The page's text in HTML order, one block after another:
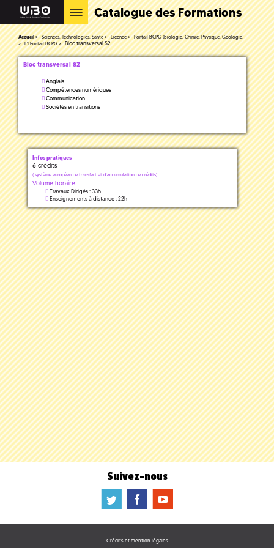
Catalogue des Formations
Accueil Sciences, Technologies, Santé Licence
Portail BCPG (Biologie, Chimie, Physique, Géologie)
L1 Portail BCPG
Bloc transversal S2
Bloc transversal S2
Anglais
Compétences numériques
Communication
Sociétés en transitions
Infos pratiques
6 crédits
( système européen de transfert et d'accumulation de crédits)
Volume horaire
Travaux Dirigés : 33h
Enseignements à distance : 22h
Suivez-nous
a b f
Crédits et mention légales